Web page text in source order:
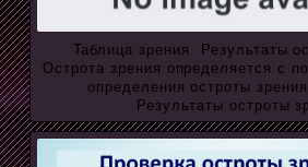
Таблица зрения. Результаты
Острота зрения определяется с
определения остроты
Результаты остроты